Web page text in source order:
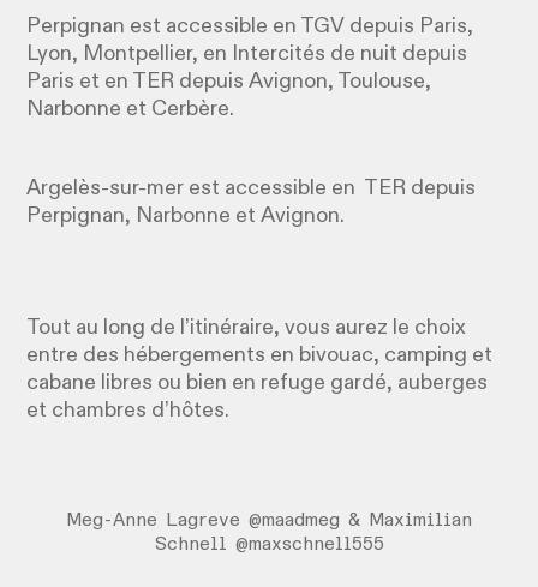
Perpignan est accessible en TGV depuis Paris,
Lyon, Montpellier, en Intercités de nuit depuis
Paris et en TER depuis Avignon, Toulouse,
Narbonne et Cerbère.
Argelès-sur-mer est accessible en TER depuis
Perpignan, Narbonne et Avignon.
Tout au long de l’itinéraire, vous aurez le choix
entre des hébergements en bivouac, camping et
cabane libres ou bien en refuge gardé, auberges
et chambres d’hôtes.
Meg-Anne Lagreve @maadmeg & Maximilian
Schnell @maxschnell555